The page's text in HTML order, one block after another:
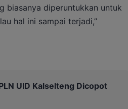
biasanya diperuntukkan untuk
hal ini sampai terjadi,”
UID Kalselteng Dicopot